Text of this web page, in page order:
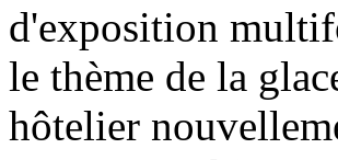
d'exposition
le thème de la
hôtelier